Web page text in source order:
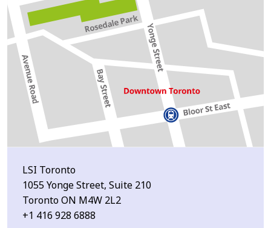
LSI Toronto
1055 Yonge Street, Suite 210
Toronto ON M4W 2L2
+1 416 928 6888